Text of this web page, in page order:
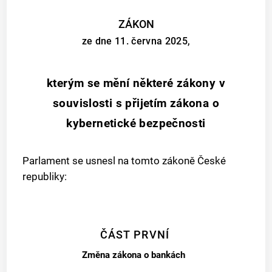
ZÁKON
ze dne 11. června 2025,
kterým se mění některé zákony v
souvislosti s přijetím zákona o
kybernetické bezpečnosti
Parlament se usnesl na tomto zákoně České
republiky:
ČÁST PRVNÍ
Změna zákona o bankách